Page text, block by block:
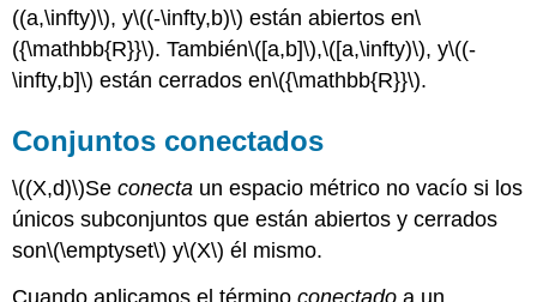
((a,\infty)\), y\((-\infty,b)\) están abiertos en\
({\mathbb{R}}\). También\([a,b]\),\([a,\infty)\), y\((-
\infty,b]\) están cerrados en\({\mathbb{R}}\).
Conjuntos conectados
\((X,d)\)Seconecta un espacio métrico no vacío si los
únicos subconjuntos que están abiertos y cerrados
son\(\emptyset\) y\(X\) él mismo.